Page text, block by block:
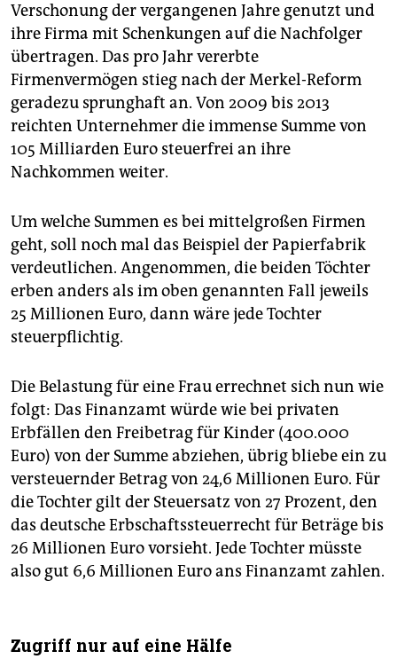
Verschonung der vergangenen Jahre genutzt und
ihre Firma mit Schenkungen auf die Nachfolger
übertragen. Das pro Jahr vererbte
Firmenvermögen stieg nach der Merkel-Reform
geradezu sprunghaft an. Von 2009 bis 2013
reichten Unternehmer die immense Summe von
105 Milliarden Euro steuerfrei an ihre
Nachkommen weiter.
Um welche Summen es bei mittelgroßen Firmen
geht, soll noch mal das Beispiel der Papierfabrik
verdeutlichen. Angenommen, die beiden Töchter
erben anders als im oben genannten Fall jeweils
25 Millionen Euro, dann wäre jede Tochter
steuerpflichtig.
Die Belastung für eine Frau errechnet sich nun wie
folgt: Das Finanzamt würde wie bei privaten
Erbfällen den Freibetrag für Kinder (400.000
Euro) von der Summe abziehen, übrig bliebe ein zu
versteuernder Betrag von 24,6 Millionen Euro. Für
die Tochter gilt der Steuersatz von 27 Prozent, den
das deutsche Erbschaftssteuerrecht für Beträge bis
26 Millionen Euro vorsieht. Jede Tochter müsste
also gut 6,6 Millionen Euro ans Finanzamt zahlen.
Zugriff nur auf eine Hälfe